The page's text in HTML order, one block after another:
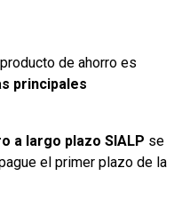
de ahorro es
principales
a largo plazo SIALP se
el primer plazo de la